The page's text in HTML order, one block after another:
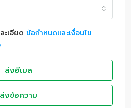
ะเอียด ข้อกำหนดและเงื่อนไข
ส่งอีเมล
ส่งข้อความ